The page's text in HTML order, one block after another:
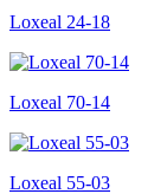
Loxeal 24-18
Loxeal 70-14
Loxeal 55-03